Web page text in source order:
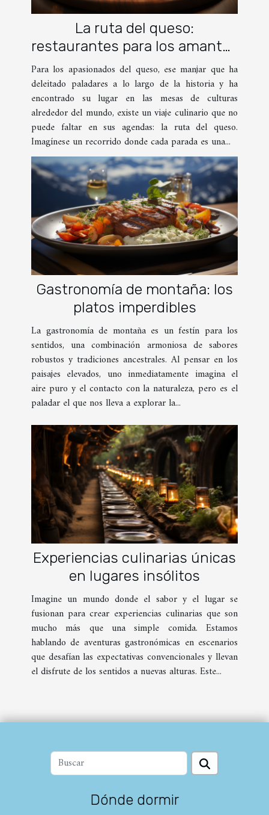
La ruta del queso:
restaurantes para los amantes
del queso
Para los apasionados del queso, ese manjar que ha
deleitado paladares a lo largo de la historia y ha
encontrado su lugar en las mesas de culturas
alrededor del mundo, existe un viaje culinario que no
puede faltar en sus agendas: la ruta del queso.
Imagínese un recorrido donde cada parada es una...
Gastronomía de montaña: los
platos imperdibles
La gastronomía de montaña es un festín para los
sentidos, una combinación armoniosa de sabores
robustos y tradiciones ancestrales. Al pensar en los
paisajes elevados, uno inmediatamente imagina el
aire puro y el contacto con la naturaleza, pero es el
paladar el que nos lleva a explorar la...
Experiencias culinarias únicas
en lugares insólitos
Imagine un mundo donde el sabor y el lugar se
fusionan para crear experiencias culinarias que son
mucho más que una simple comida. Estamos
hablando de aventuras gastronómicas en escenarios
que desafían las expectativas convencionales y llevan
el disfrute de los sentidos a nuevas alturas. Este...
Dónde dormir